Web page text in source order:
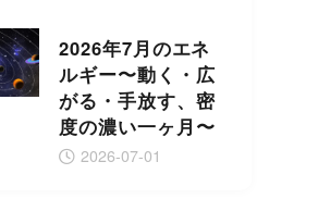
2026年7月のエネ
ルギー〜動く・広
がる・手放す、密
度の濃い一ヶ月〜
2026-07-01